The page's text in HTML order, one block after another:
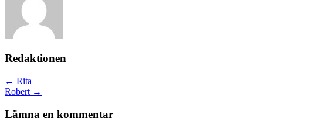
Redaktionen
Posts
navigation
← Rita
Robert →
Lämna en kommentar